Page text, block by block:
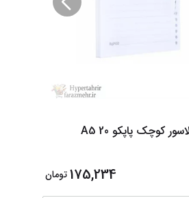
اوراق-یدک کلاسور کوچک پاپکو A5 20
175,234تومان